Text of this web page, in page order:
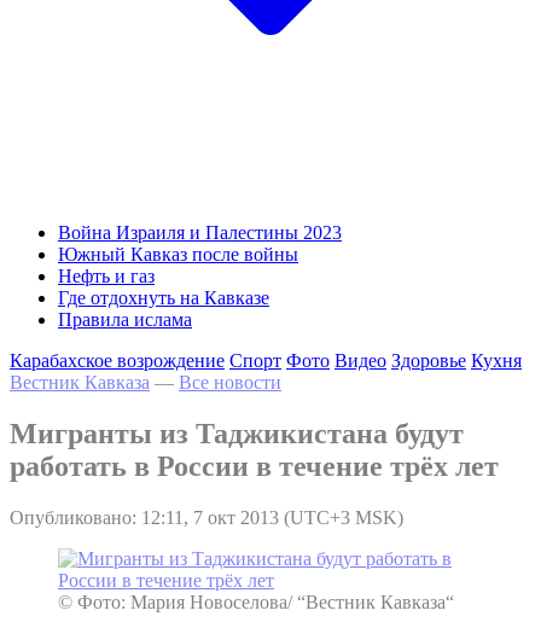
Война Израиля и Палестины 2023
Южный Кавказ после войны
Нефть и газ
Где отдохнуть на Кавказе
Правила ислама
Карабахское возрождение Спорт Фото Видео Здоровье Кухня
Вестник Кавказа — Все новости
Мигранты из Таджикистана будут
работать в России в течение трёх лет
Опубликовано: 12:11, 7 окт 2013 (UTC+3 MSK)
© Фото: Мария Новоселова/ “Вестник Кавказа“